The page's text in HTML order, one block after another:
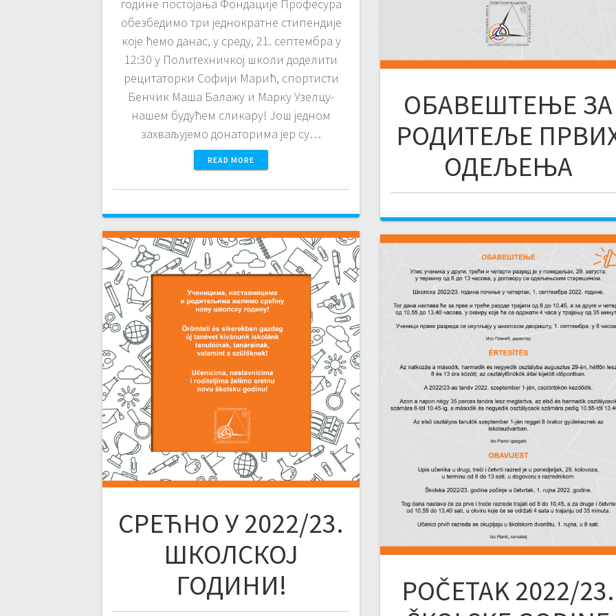
године постојања Фондације Професура
обезбедимо три једнократне стипендије
које ћемо данас, у среду, 21. септембра у
12:30 у Политехничкој школи доделити
рецитаторки Софији Марић, спортисти
Бенчик Маша Балажу и Марку Узелцу-
нашем будућем сликару! Још једном
захваљујемо донаторима јер су…
READ MORE
ОБАВЕШТЕЊЕ ЗА
РОДИТЕЉЕ
ОДЕЉЕЊА
СРЕЋНО У 2022/23.
ШКОЛСКОЈ
ГОДИНИ!
POČETAK 2022/23.